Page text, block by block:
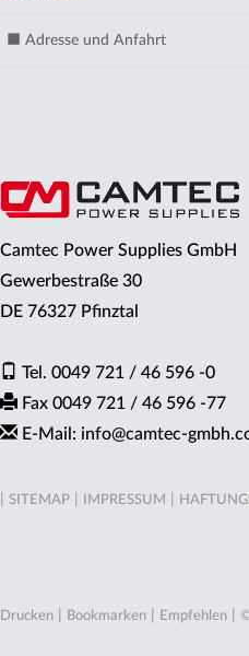
Adresse und Anfahrt
Camtec Power Supplies GmbH
Gewerbestraße 30
DE 76327 Pfinztal
Tel. 0049 721 / 46 596 -0
Fax 0049 721 / 46 596 -77
E-Mail: info@camtec-
SITEMAP IMPRESSUM
Drucken Bookmarken Empfehlen